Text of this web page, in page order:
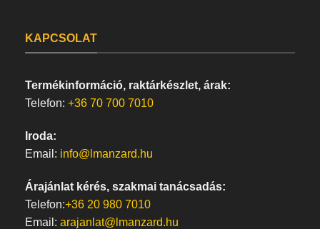
KAPCSOLAT
Termékinformáció, raktárkészlet, árak:
Telefon: +36 70 700 7010
Iroda:
Email: info@lmanzard.hu
Árajánlat kérés, szakmai tanácsadás:
Telefon:+36 20 980 7010
Email: arajanlat@lmanzard.hu